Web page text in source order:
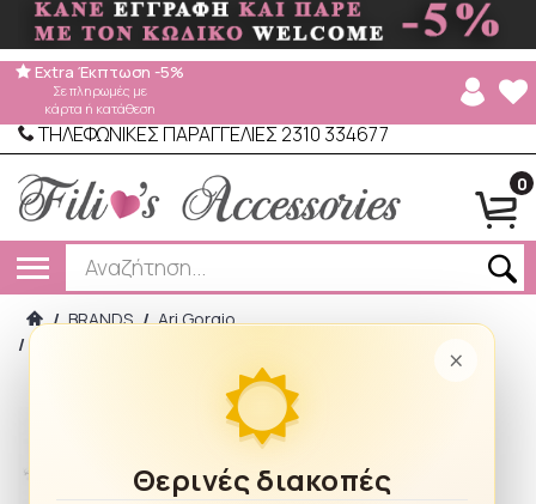
ΤΗΛΕΦΩΝΙΚΕΣ ΠΑΡΑΓΓΕΛΙΕΣ 2310 334677
0
Extra Έκπτωση -5%
Σε πληρωμές με
κάρτα ή κατάθεση
×
Θερινές διακοπές
/ BRANDS / Ari Gorgio
/